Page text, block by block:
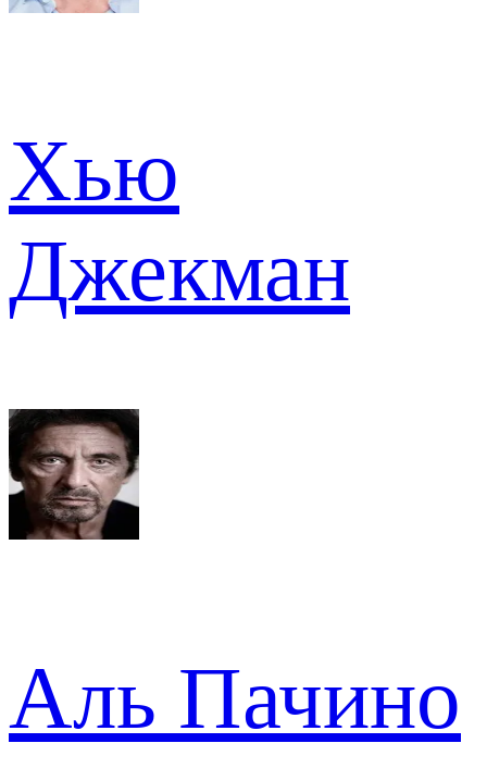
Хью
Джекман
Аль Пачино